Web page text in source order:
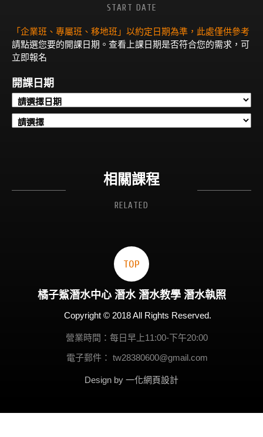
START DATE
「企業班、專屬班、移地班」以約定日期為準，此處僅供參考
請點選您要的開課日期。查看上課日期是否符合您的需求，可
立即報名
開課日期
相關課程
RELATED
橘子鯊潛水中心 潛水 潛水教學 潛水執照
Copyright © 2018 All Rights Reserved.
營業時間：每日早上11:00-下午20:00
電子郵件： tw28380600@gmail.com
Design by 一化網頁設計
TOP